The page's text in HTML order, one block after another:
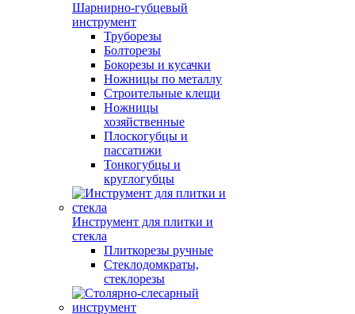
Шарнирно-губцевый
инструмент
Труборезы
Болторезы
Бокорезы и кусачки
Ножницы по металлу
Строительные клещи
Ножницы
хозяйственные
Плоскогубцы и
пассатижи
Тонкогубцы и
круглогубцы
Инструмент для плитки и
стекла
Плиткорезы ручные
Стеклодомкраты,
стеклорезы